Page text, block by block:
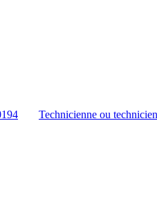
Technicienne ou